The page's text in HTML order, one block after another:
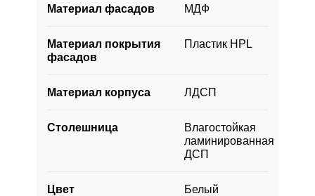
Материал фасадов МДФ
Материал покрытия
фасадов
Пластик HPL
Материал корпуса ЛДСП
Столешница
Влагостойкая
ламинированная
ДСП
Цвет Белый